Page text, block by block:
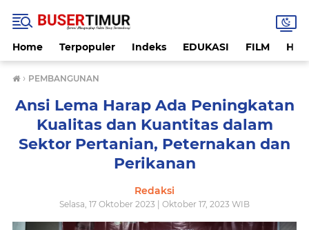
Home Terpopuler Indeks EDUKASI FILM
› PEMBANGUNAN
Ansi Lema Harap Ada Peningkatan
Kualitas dan Kuantitas dalam
Sektor Pertanian, Peternakan dan
Perikanan
Redaksi
Selasa, 17 Oktober 2023 | Oktober 17, 2023 WIB